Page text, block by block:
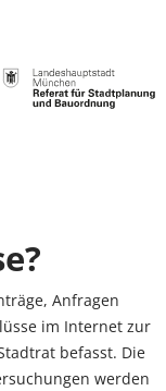
Anfragen
im Internet zur
befasst. Die
werden